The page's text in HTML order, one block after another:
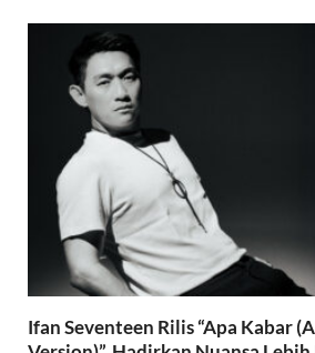
Ifan Seventeen Rilis “Apa Kabar